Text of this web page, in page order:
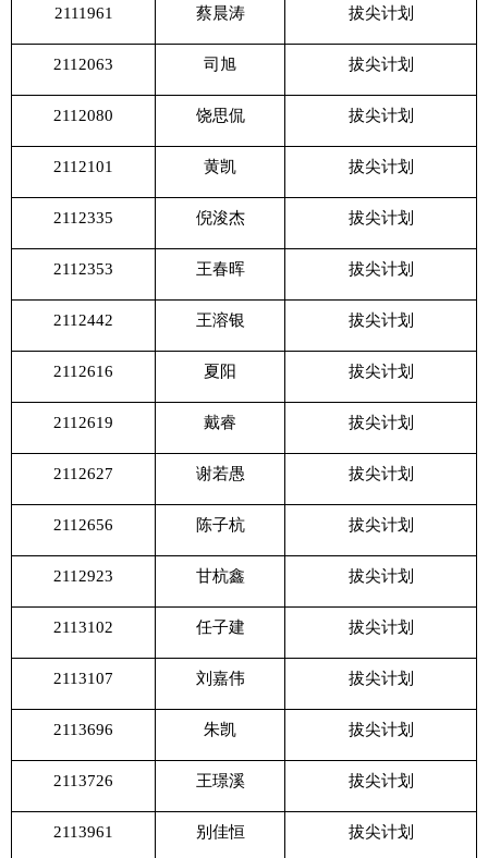
2111961 蔡晨涛 拔尖计划
2112063 司旭 拔尖计划
2112080 饶思侃 拔尖计划
2112101 黄凯 拔尖计划
2112335 倪浚杰 拔尖计划
2112353 王春晖 拔尖计划
2112442 王溶银 拔尖计划
2112616 夏阳 拔尖计划
2112619 戴睿 拔尖计划
2112627 谢若愚 拔尖计划
2112656 陈子杭 拔尖计划
2112923 甘杭鑫 拔尖计划
2113102 任子建 拔尖计划
2113107 刘嘉伟 拔尖计划
2113696 朱凯 拔尖计划
2113726 王璟溪 拔尖计划
2113961 别佳恒 拔尖计划